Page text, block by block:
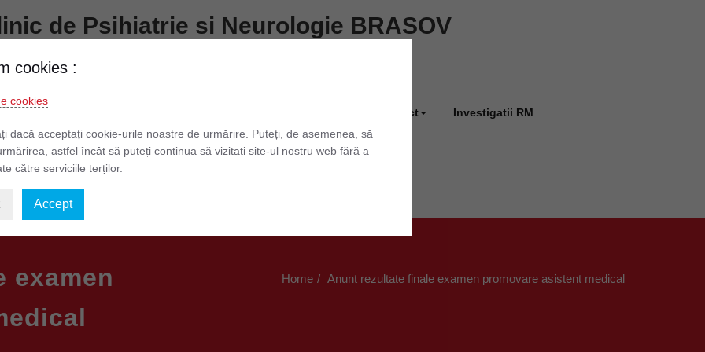
de Psihiatrie si Neurologie BRASOV
nr. 7 – 9 Telefon: 0268 511 481
Contact Investigatii RM
cu Caracter Personal
examen
Home Anunt rezultate finale examen promovare asistent medical
cookies :
cookies
dacă acceptați cookie-urile noastre de urmărire. Puteți, de asemenea, să
astfel încât să puteți continua să vizitați site-ul nostru web fără a
către serviciile terților.
Accept